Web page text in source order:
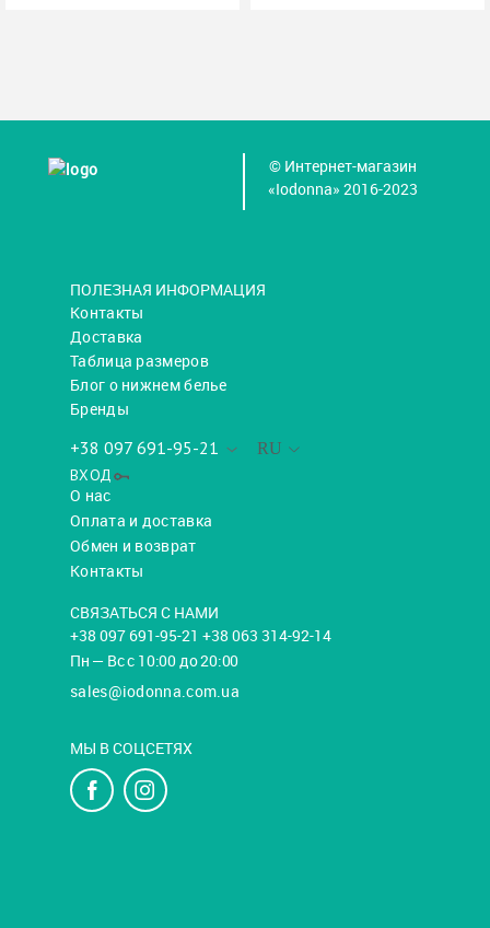
© Интернет-магазин
«Iodonna» 2016-2023
ПОЛЕЗНАЯ ИНФОРМАЦИЯ
Контакты
Доставка
Таблица размеров
Блог о нижнем белье
Бренды
RU
+38 097 691-95-21
ВХОД
О нас
Оплата и доставка
Обмен и возврат
Контакты
СВЯЗАТЬСЯ С НАМИ
+38 097 691-95-21 +38 063 314-92-14
Пн — Вс с 10:00 до 20:00
sales@iodonna.com.ua
МЫ В СОЦСЕТЯХ